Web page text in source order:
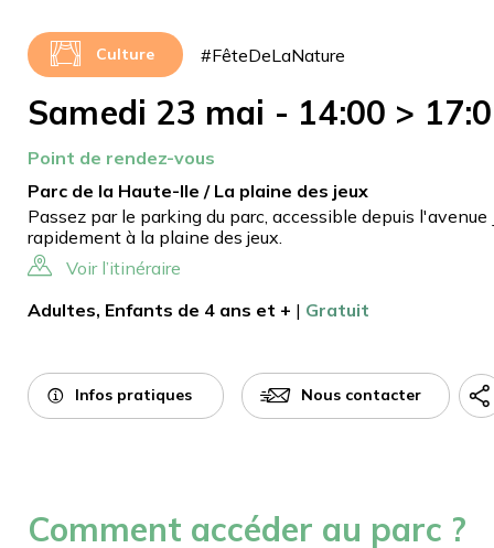
Culture #FêteDeLaNature
Samedi 23 mai - 14:00 >
Point de rendez-vous
Parc de la Haute-Ile / La plaine des jeux
Passez par le parking du parc, accessible depuis l'avenue
rapidement à la plaine des jeux.
Voir l’itinéraire
Adultes, Enfants de 4 ans et + | Gratuit
Infos pratiques Nous contacter
Comment accéder au parc ?